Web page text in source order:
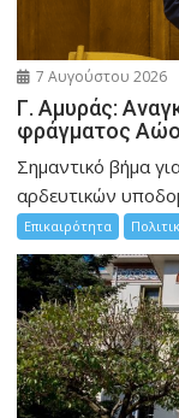
7 Αυγούστου 2026
Γ. Αμυράς:
φράγματος
Σημαντικό βήμα
αρδευτικών
Επικαιρότητα